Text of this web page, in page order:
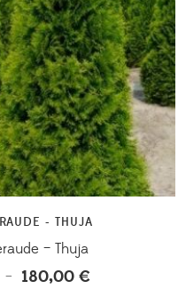
- THUJA
– Thuja
– 180,00€